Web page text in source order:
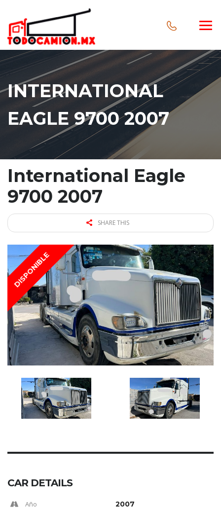
INTERNATIONAL
EAGLE 9700 2007
International Eagle
9700 2007
SHARE THIS
DISPONIBLE
CAR DETAILS
Año 2007